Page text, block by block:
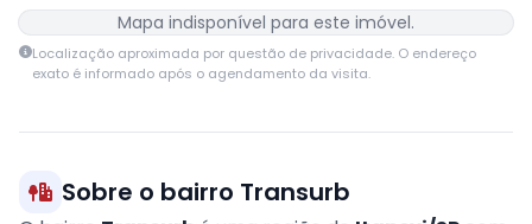
Mapa indisponível para este imóvel.
Localização aproximada por questão de privacidade. O endereço
exato é informado após o agendamento da visita.
Sobre o bairro Transurb